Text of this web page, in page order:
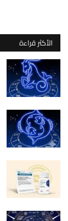
الأكثر قراءة